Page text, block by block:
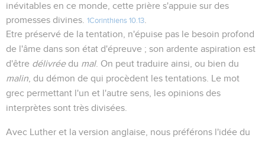
inévitables en ce monde, cette prière s'appuie sur des
promesses divines.
1Corinthiens 10.13
Etre préservé de la tentation, n'épuise pas le besoin profond
de l'âme dans son état d'épreuve ; son ardente aspiration est
d'être délivréedu mal. On peut traduire ainsi, ou bien du
malin , du démon de qui procèdent les tentations. Le mot
grec permettant l'un et l'autre sens, les opinions des
interprètes sont très divisées.
Avec Luther et la version anglaise, nous préférons l'idée du